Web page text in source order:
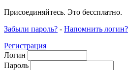
Присоединяйтесь. Это бессплатно.
Забыли пароль? - Напомнить логин?
Регистрация
Логин
Пароль